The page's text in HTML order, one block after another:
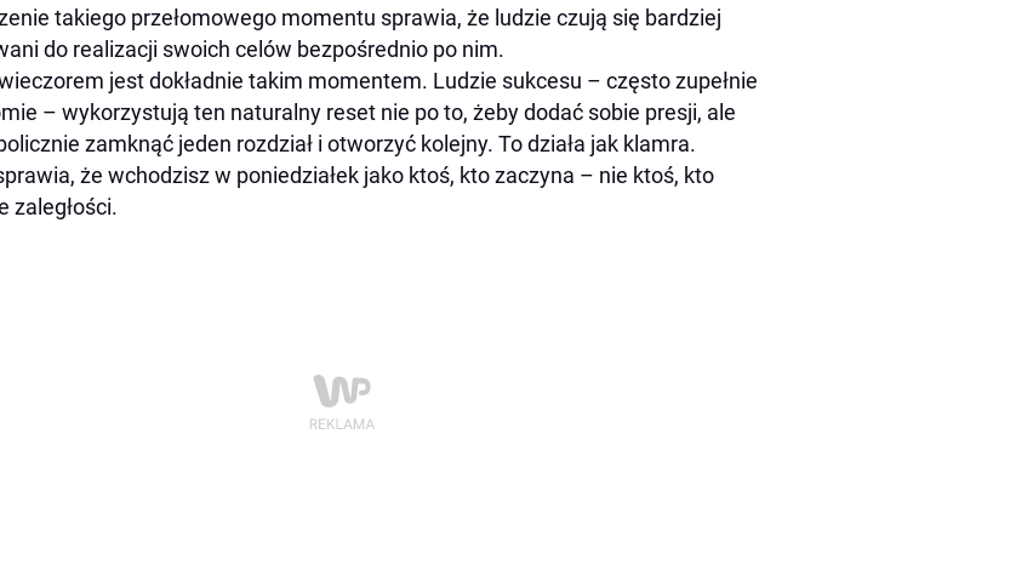
takiego przełomowego momentu sprawia, że ludzie czują się bardziej
do realizacji swoich celów bezpośrednio po nim.
jest dokładnie takim momentem. Ludzie sukcesu – często zupełnie
– wykorzystują ten naturalny reset nie po to, żeby dodać sobie presji, ale
zamknąć jeden rozdział i otworzyć kolejny. To działa jak klamra.
że wchodzisz w poniedziałek jako ktoś, kto zaczyna – nie ktoś, kto
zaległości.